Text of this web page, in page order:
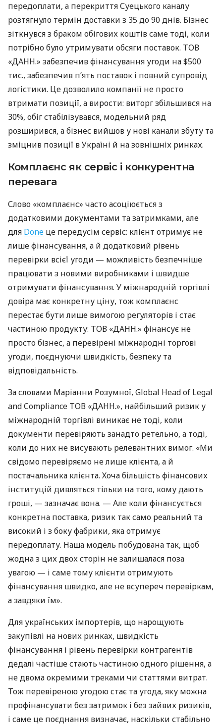
передоплати, а перекриття Суецького каналу
розтягнуло термін доставки з 35 до 90 днів. Бізнес
зіткнувся з браком обігових коштів саме тоді, коли
потрібно було утримувати обсяги поставок. ТОВ
«ДАНН.» забезпечив фінансування угоди на $500
тис., забезпечив п’ять поставок і повний супровід
логістики. Це дозволило компанії не просто
втримати позиції, а вирости: виторг збільшився на
30%, обіг стабілізувався, модельний ряд
розширився, а бізнес вийшов у нові канали збуту та
зміцнив позиції в Україні й на зовнішніх ринках.
Комплаєнс як сервіс і конкурентна
перевага
Слово «комплаєнс» часто асоціюється з
додатковими документами та затримками, але
для Done це передусім сервіс: клієнт отримує не
лише фінансування, а й додатковий рівень
перевірки всієї угоди — можливість безпечніше
працювати з новими виробниками і швидше
отримувати фінансування. У міжнародній торгівлі
довіра має конкретну ціну, тож комплаєнс
перестає бути лише вимогою регуляторів і стає
частиною продукту: ТОВ «ДАНН.» фінансує не
просто бізнес, а перевірені міжнародні торгові
угоди, поєднуючи швидкість, безпеку та
відповідальність.
За словами Маріанни Розумної, Global Head of Legal
and Compliance ТОВ «ДАНН.», найбільший ризик у
міжнародній торгівлі виникає не тоді, коли
документи перевіряють занадто ретельно, а тоді,
коли до них не висувають релевантних вимог. «Ми
свідомо перевіряємо не лише клієнта, а й
постачальника клієнта. Хоча більшість фінансових
інституцій дивляться тільки на того, кому дають
гроші, — зазначає вона. — Але коли фінансується
конкретна поставка, ризик так само реальний та
високий і з боку фабрики, яка отримує
передоплату. Наша модель побудована так, щоб
жодна з цих двох сторін не залишалася поза
увагою — і саме тому клієнти отримують
фінансування швидко, але не всупереч перевіркам,
а завдяки їм».
Для українських імпортерів, що нарощують
закупівлі на нових ринках, швидкість
фінансування і рівень перевірки контрагентів
дедалі частіше стають частиною одного рішення, а
не двома окремими треками чи статтями витрат.
Тож перевіреною угодою стає та угода, яку можна
профінансувати без затримок і без зайвих ризиків,
і саме це поєднання визначає, наскільки стабільно